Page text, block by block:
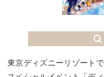
東京ディズニーリゾート